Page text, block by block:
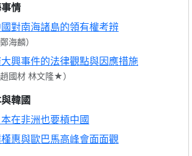
情
對南海諸島的領有權考辨
鄭海麟）
興事件的法律觀點與因應措施
趙國材 林文隆★）
韓國
在非洲也要槓中國
惠與歐巴馬高峰會面面觀